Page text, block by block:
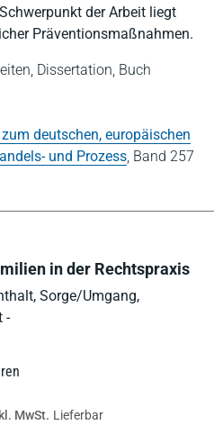
der Arbeit liegt
Präventionsmaßnahmen.
Dissertation, Buch
deutschen, europäischen
und Prozess, Band 257
in der Rechtspraxis
Sorge/Umgang,
-
MwSt. Lieferbar